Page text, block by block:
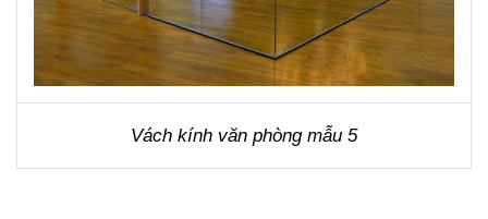
Vách kính văn phòng mẫu 5